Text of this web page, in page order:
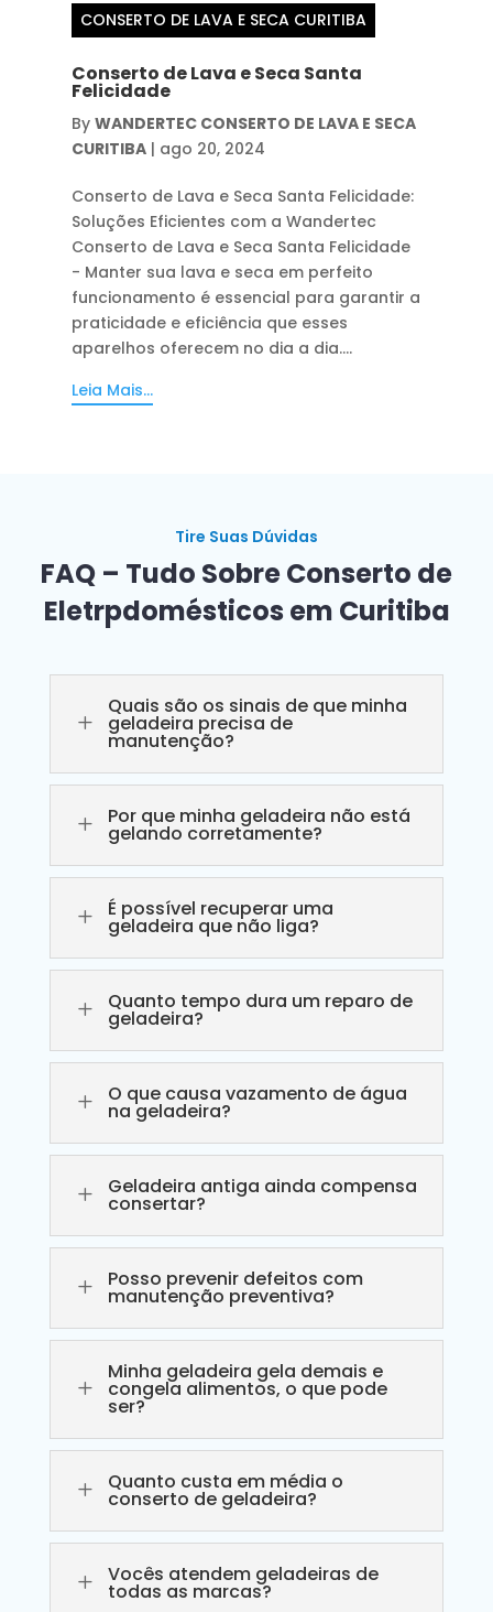
CONSERTO DE LAVA E SECA CURITIBA
Conserto de Lava e Seca Santa
Felicidade
By WANDERTEC CONSERTO DE LAVA E SECA
CURITIBA| ago 20, 2024
Conserto de Lava e Seca Santa Felicidade:
Soluções Eficientes com a Wandertec
Conserto de Lava e Seca Santa Felicidade
- Manter sua lava e seca em perfeito
funcionamento é essencial para garantir a
praticidade e eficiência que esses
aparelhos oferecem no dia a dia....
Leia Mais...
Tire Suas Dúvidas
FAQ – Tudo Sobre Conserto de
Eletrpdomésticos em Curitiba
L
Quais são os sinais de que minha
geladeira precisa de
manutenção?
L Por que minha geladeira não está
gelando corretamente?
L É possível recuperar uma
geladeira que não liga?
L Quanto tempo dura um reparo de
geladeira?
L O que causa vazamento de água
na geladeira?
L Geladeira antiga ainda compensa
consertar?
L Posso prevenir defeitos com
manutenção preventiva?
L
Minha geladeira gela demais e
congela alimentos, o que pode
ser?
L Quanto custa em média o
conserto de geladeira?
L Vocês atendem geladeiras de
todas as marcas?